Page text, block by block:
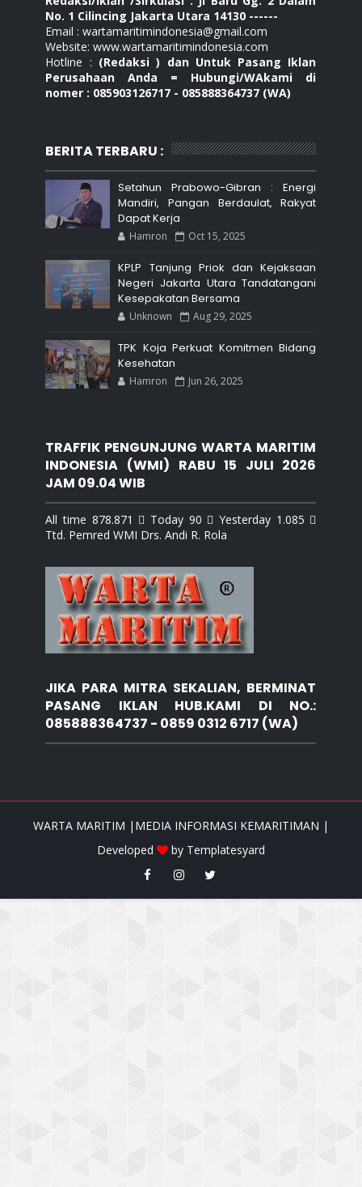
No. 1 Cilincing Jakarta Utara 14130 ------
Email : wartamaritimindonesia@gmail.com
Website: www.wartamaritimindonesia.com
Hotline : (Redaksi ) dan Untuk Pasang Iklan
Perusahaan Anda = Hubungi/WAkami di
nomer : 085903126717 - 085888364737 (WA)
BERITA TERBARU :
Setahun Prabowo-Gibran : Energi
Mandiri, Pangan Berdaulat, Rakyat
Dapat Kerja
Hamron Oct 15, 2025
KPLP Tanjung Priok dan Kejaksaan
Negeri Jakarta Utara Tandatangani
Kesepakatan Bersama
Unknown Aug 29, 2025
TPK Koja Perkuat Komitmen Bidang
Kesehatan
Hamron Jun 26, 2025
TRAFFIK PENGUNJUNG WARTA MARITIM
INDONESIA (WMI) RABU 15 JULI 2026
JAM 09.04 WIB
All time 878.871  Today 90  Yesterday 1.085 
Ttd. Pemred WMI Drs. Andi R. Rola
JIKA PARA MITRA SEKALIAN, BERMINAT
PASANG IKLAN HUB.KAMI DI NO.:
085888364737 - 0859 0312 6717 (WA)
WARTA MARITIM |MEDIA INFORMASI KEMARITIMAN |
Developed
by Templatesyard